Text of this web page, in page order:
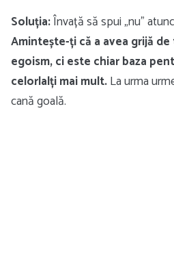
Soluția:Învață să spui „nu”
Amintește-ți că a avea grijă
egoism, ci este chiar baza
celorlalți mai mult.La urma
cană goală.